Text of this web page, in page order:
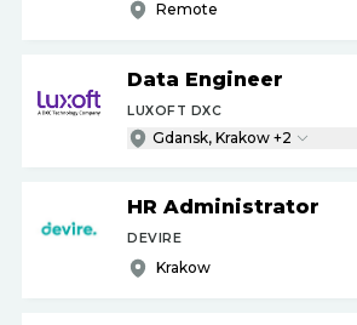
Remote
Data Engineer
LUXOFT DXC
Gdansk, Krakow +2
HR Administrator
DEVIRE
Krakow